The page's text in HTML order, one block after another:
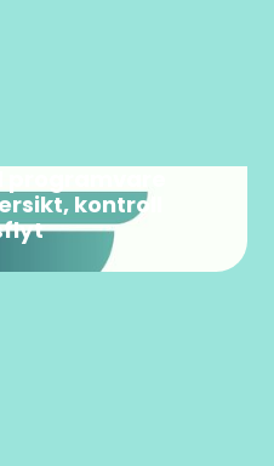
kontroll